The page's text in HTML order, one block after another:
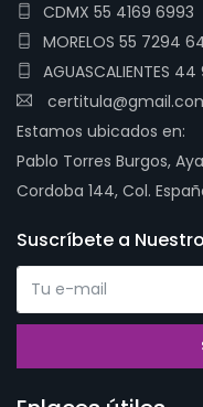
CDMX 55 4169 6993
MORELOS 55 7294
AGUASCALIENTES
Estamos ubicados en:
Pablo Torres Burgos,
Cordoba 144, Col.
Suscríbete a